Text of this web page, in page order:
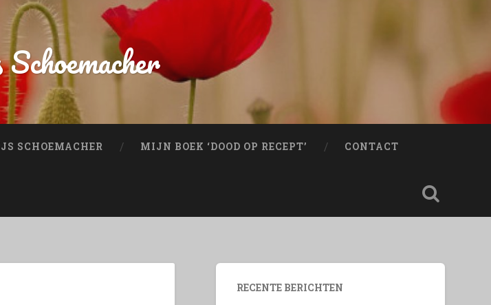
SCHOEMACHER MIJN BOEK ‘DOOD OP RECEPT’ CONTACT
RECENTE BERICHTEN